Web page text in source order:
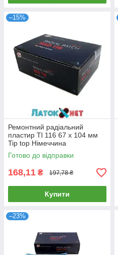
–15%
Ремонтний радіальний
пластир Tl 116 67 х 104 мм
Tip top Німеччина
Готово до відправки
168,11 ₴ 197,78 ₴
Купити
–23%